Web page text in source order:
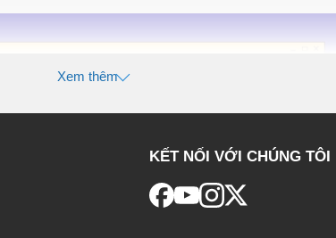
Xem thêm
KẾT NỐI VỚI CHÚNG TÔI